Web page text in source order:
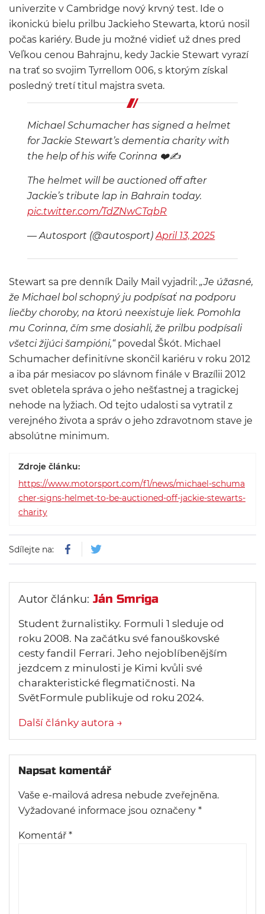
univerzite v Cambridge nový krvný test. Ide o
ikonickú bielu prilbu Jackieho Stewarta, ktorú nosil
počas kariéry. Bude ju možné vidieť už dnes pred
Veľkou cenou Bahrajnu, kedy Jackie Stewart vyrazí
na trať so svojim Tyrrellom 006, s ktorým získal
posledný tretí titul majstra sveta.
Michael Schumacher has signed a helmet
for Jackie Stewart’s dementia charity with
the help of his wife Corinna ❤️✍️
The helmet will be auctioned off after
Jackie’s tribute lap in Bahrain today.
pic.twitter.com/TdZNwCTqbR
— Autosport (@autosport)April 13, 2025
Stewart sa pre denník Daily Mail vyjadril: „Je úžasné,
že Michael bol schopný ju podpísať na podporu
liečby choroby, na ktorú neexistuje liek. Pomohla
mu Corinna, čím sme dosiahli, že prilbu podpísali
všetci žijúci šampióni,“povedal Škót. Michael
Schumacher definitívne skončil kariéru v roku 2012
a iba pár mesiacov po slávnom finále v Brazílii 2012
svet obletela správa o jeho nešťastnej a tragickej
nehode na lyžiach. Od tejto udalosti sa vytratil z
verejného života a správ o jeho zdravotnom stave je
absolútne minimum.
Zdroje článku:
https://www.motorsport.com/f1/news/michael-schuma
cher-signs-helmet-to-be-auctioned-off-jackie-stewarts-
charity
Sdílejte na:
Autor článku: Ján Smriga
Student žurnalistiky. Formuli 1 sleduje od
roku 2008. Na začátku své fanouškovské
cesty fandil Ferrari. Jeho nejoblíbenějším
jezdcem z minulosti je Kimi kvůli své
charakteristické flegmatičnosti. Na
SvětFormule publikuje od roku 2024.
Další články autora →
Napsat komentář
Vaše e-mailová adresa nebude zveřejněna.
Vyžadované informace jsou označeny *
Komentář *